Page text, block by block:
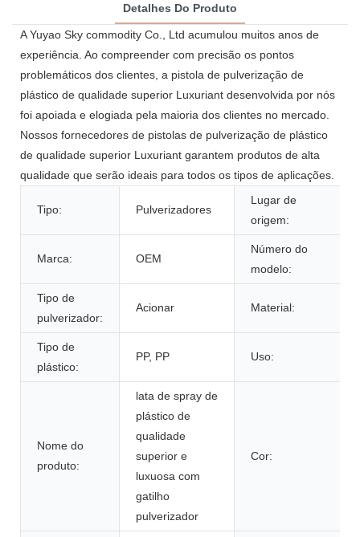
Detalhes Do Produto
A Yuyao Sky commodity Co., Ltd acumulou muitos anos de
experiência. Ao compreender com precisão os pontos
problemáticos dos clientes, a pistola de pulverização de
plástico de qualidade superior Luxuriant desenvolvida por nós
foi apoiada e elogiada pela maioria dos clientes no mercado.
Nossos fornecedores de pistolas de pulverização de plástico
de qualidade superior Luxuriant garantem produtos de alta
qualidade que serão ideais para todos os tipos de aplicações.
Tipo: Pulverizadores
Lugar de
origem:
Marca: OEM
Número do
modelo:
Tipo de
pulverizador:
Acionar Material:
Tipo de
plástico:
PP, PP Uso:
Nome do
produto:
lata de spray de
plástico de
qualidade
superior e
luxuosa com
gatilho
pulverizador
Cor: